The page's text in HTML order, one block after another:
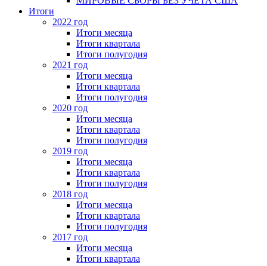
Итоги
2022 год
Итоги месяца
Итоги квартала
Итоги полугодия
2021 год
Итоги месяца
Итоги квартала
Итоги полугодия
2020 год
Итоги месяца
Итоги квартала
Итоги полугодия
2019 год
Итоги месяца
Итоги квартала
Итоги полугодия
2018 год
Итоги месяца
Итоги квартала
Итоги полугодия
2017 год
Итоги месяца
Итоги квартала